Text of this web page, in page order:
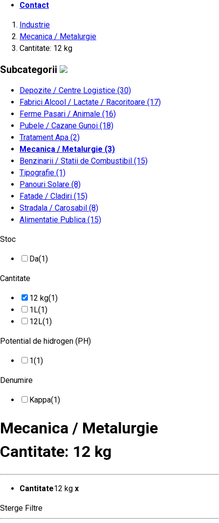
Contact
Industrie
Mecanica / Metalurgie
Cantitate: 12 kg
Subcategorii
Depozite / Centre Logistice (30)
Fabrici Alcool / Lactate / Racoritoare (17)
Ferme Pasari / Animale (16)
Pubele / Cazane Gunoi (18)
Tratament Apa (2)
Mecanica / Metalurgie (3)
Benzinarii / Statii de Combustibil (15)
Tipografie (1)
Panouri Solare (8)
Fatade / Cladiri (15)
Stradala / Carosabil (8)
Alimentatie Publica (15)
Stoc
Da(1)
Cantitate
12 kg(1)
1L(1)
12L(1)
Potential de hidrogen (PH)
1(1)
Denumire
Kappa(1)
Mecanica / Metalurgie
Cantitate: 12 kg
Cantitate12 kg x
Sterge Filtre